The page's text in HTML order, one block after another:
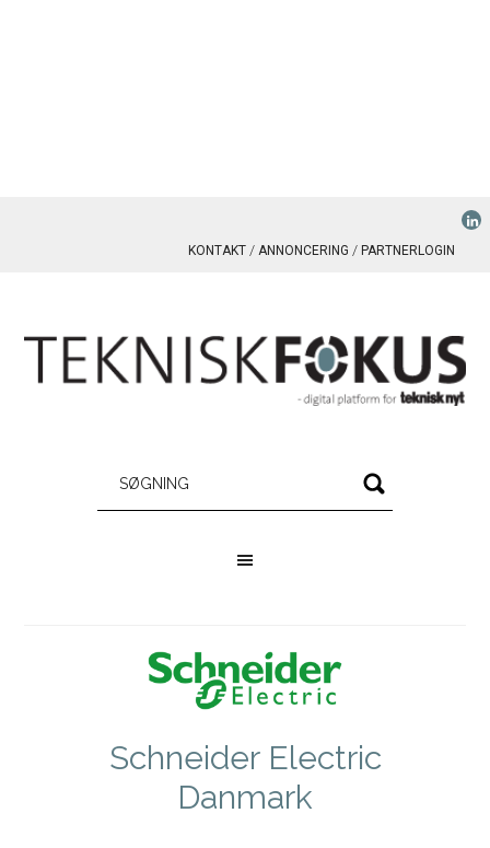
KONTAKT ANNONCERING PARTNERLOGIN
Schneider Electric
Danmark